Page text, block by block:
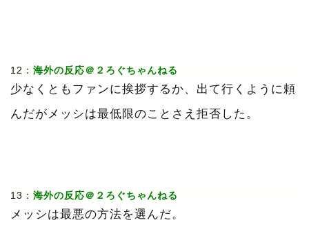
12： 海外の反応＠２ろぐちゃんねる
少なくともファンに挨拶するか、出て行くように頼
んだがメッシは最低限のことさえ拒否した。
13： 海外の反応＠２ろぐちゃんねる
メッシは最悪の方法を選んだ。